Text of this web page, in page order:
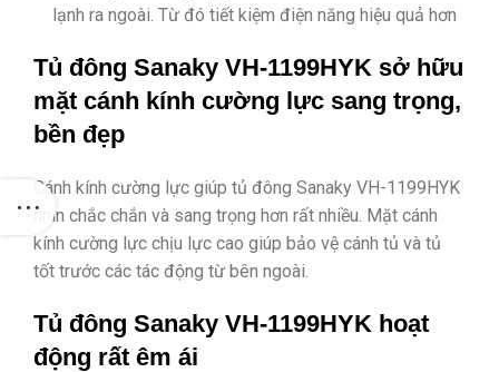
lạnh ra ngoài. Từ đó tiết kiệm điện năng hiệu quả hơn
Tủ đông Sanaky VH-1199HYK sở hữu
mặt cánh kính cường lực sang trọng,
bền đẹp
Cánh kính cường lực giúp tủ đông Sanaky VH-1199HYK
nhìn chắc chắn và sang trọng hơn rất nhiều. Mặt cánh
kính cường lực chịu lực cao giúp bảo vệ cánh tủ và tủ
tốt trước các tác động từ bên ngoài.
Tủ đông Sanaky VH-1199HYK hoạt
động rất êm ái